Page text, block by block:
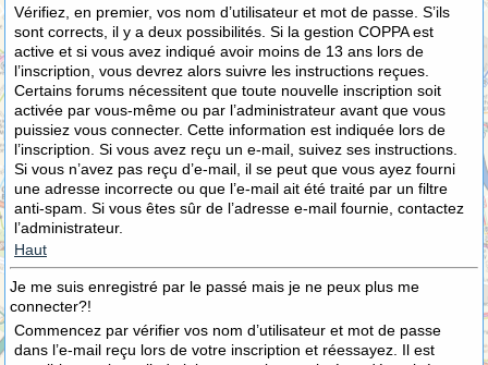
Vérifiez, en premier, vos nom d’utilisateur et mot de passe. S’ils
sont corrects, il y a deux possibilités. Si la gestion COPPA est
active et si vous avez indiqué avoir moins de 13 ans lors de
l’inscription, vous devrez alors suivre les instructions reçues.
Certains forums nécessitent que toute nouvelle inscription soit
activée par vous-même ou par l’administrateur avant que vous
puissiez vous connecter. Cette information est indiquée lors de
l’inscription. Si vous avez reçu un e-mail, suivez ses instructions.
Si vous n’avez pas reçu d’e-mail, il se peut que vous ayez fourni
une adresse incorrecte ou que l’e-mail ait été traité par un filtre
anti-spam. Si vous êtes sûr de l’adresse e-mail fournie, contactez
l’administrateur.
Haut
Je me suis enregistré par le passé mais je ne peux plus me
connecter?!
Commencez par vérifier vos nom d’utilisateur et mot de passe
dans l’e-mail reçu lors de votre inscription et réessayez. Il est